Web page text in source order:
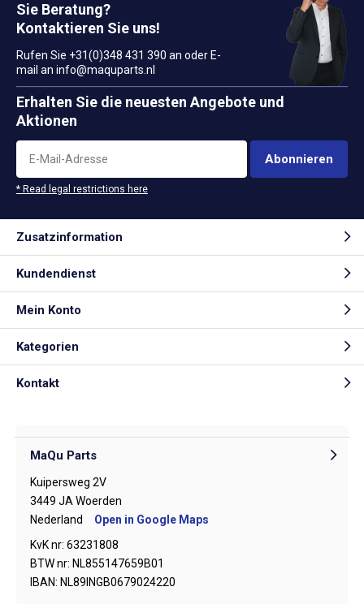
Sie Beratung?
Kontaktieren Sie uns!
Rufen Sie +31(0)348 431 390 an oder E-
mail an info@maquparts.nl
Erhalten Sie die neuesten Angebote und
Aktionen
Abonnieren
* Read legal restrictions here
Zusatzinformation
Kundendienst
Mein Konto
Kategorien
Kontakt
MaQu Parts
Kuipersweg 2V
3449 JA Woerden
Nederland
Open in Google Maps
KvK nr: 63231808
BTW nr: NL855147659B01
IBAN: NL89INGB0679024220